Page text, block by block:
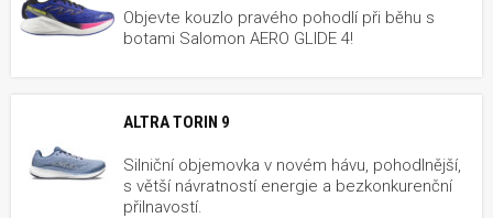
Objevte kouzlo pravého pohodlí při běhu s
botami Salomon AERO GLIDE 4!
ALTRA TORIN 9
Silniční objemovka v novém hávu, pohodlnější,
s větší návratností energie a bezkonkurenční
přilnavostí.